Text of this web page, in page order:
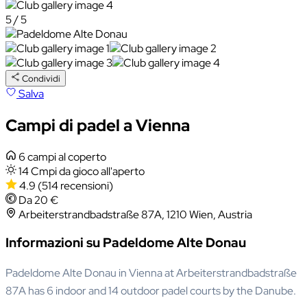
5 / 5
Condividi
Salva
Campi di padel a Vienna
6 campi al coperto
14 Cmpi da gioco all'aperto
4.9 (514 recensioni)
Da 20 €
Arbeiterstrandbadstraße 87A, 1210 Wien, Austria
Informazioni su Padeldome Alte Donau
Padeldome Alte Donau in Vienna at Arbeiterstrandbadstraße
87A has 6 indoor and 14 outdoor padel courts by the Danube.